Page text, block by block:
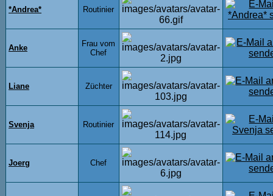
*Andrea* Routinier
Anke
Frau vom
Chef
Liane Züchter
Svenja Routinier
Joerg Chef